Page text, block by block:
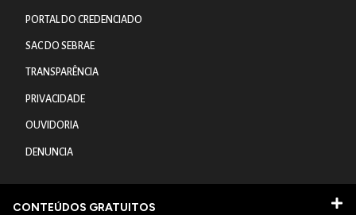
PORTAL DO CREDENCIADO
SAC DO SEBRAE
TRANSPARÊNCIA
PRIVACIDADE
OUVIDORIA
DENUNCIA
CONTEÚDOS GRATUITOS